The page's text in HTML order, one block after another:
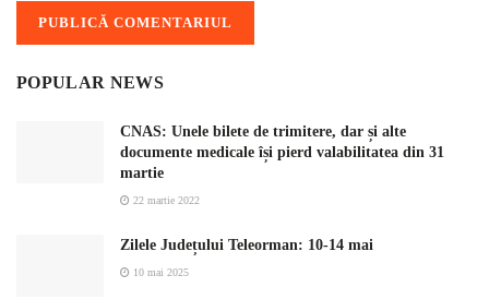
POPULAR NEWS
CNAS: Unele bilete de trimitere, dar și alte
documente medicale își pierd valabilitatea din 31
martie
22 martie 2022
Zilele Județului Teleorman: 10-14 mai
10 mai 2025